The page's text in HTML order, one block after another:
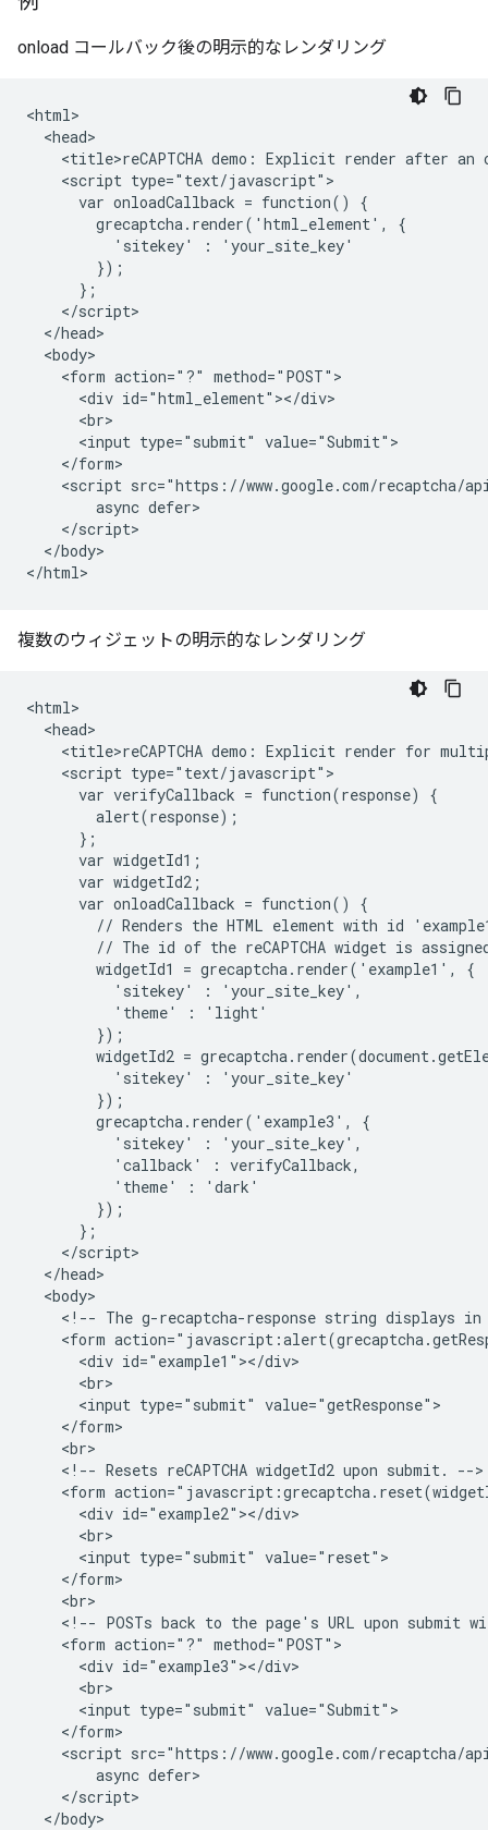
onload コールバック後の明示的なレンダリング
<html>
  <head>
<title>reCAPTCHA demo: Explicit render after an
    <script type="text/javascript">
      var onloadCallback = function() {
        grecaptcha.render('html_element', {
          'sitekey' : 'your_site_key'
        });
      };
    </script>
  </head>
  <body>
    <form action="?" method="POST">
      <div id="html_element"></div>
      <br>
      <input type="submit" value="Submit">
    </form>
<script src="https://www.google.com/recaptcha/
        async defer>
    </script>
  </body>
複数のウィジェットの明示的なレンダリング
<html>
  <head>
<title>reCAPTCHA demo: Explicit render for
    <script type="text/javascript">
      var verifyCallback = function(response) {
        alert(response);
      };
      var widgetId1;
      var widgetId2;
      var onloadCallback = function() {
// Renders the HTML element with id
// The id of the reCAPTCHA widget is
        widgetId1 = grecaptcha.render('example1', {
          'sitekey' : 'your_site_key',
          'theme' : 'light'
        });
widgetId2 =
          'sitekey' : 'your_site_key'
        });
        grecaptcha.render('example3', {
          'sitekey' : 'your_site_key',
          'callback' : verifyCallback,
          'theme' : 'dark'
        });
      };
    </script>
  </head>
  <body>
<!-- The g-recaptcha-response string displays
<form
      <div id="example1"></div>
      <br>
      <input type="submit" value="getResponse">
    </form>
    <br>
    <!-- Resets reCAPTCHA widgetId2 upon submit. -->
<form
      <div id="example2"></div>
      <br>
      <input type="submit" value="reset">
    </form>
    <br>
<!-- POSTs back to the page's URL upon submit
    <form action="?" method="POST">
      <div id="example3"></div>
      <br>
      <input type="submit" value="Submit">
    </form>
<script src="https://www.google.com/recaptcha/
        async defer>
    </script>
  </body>